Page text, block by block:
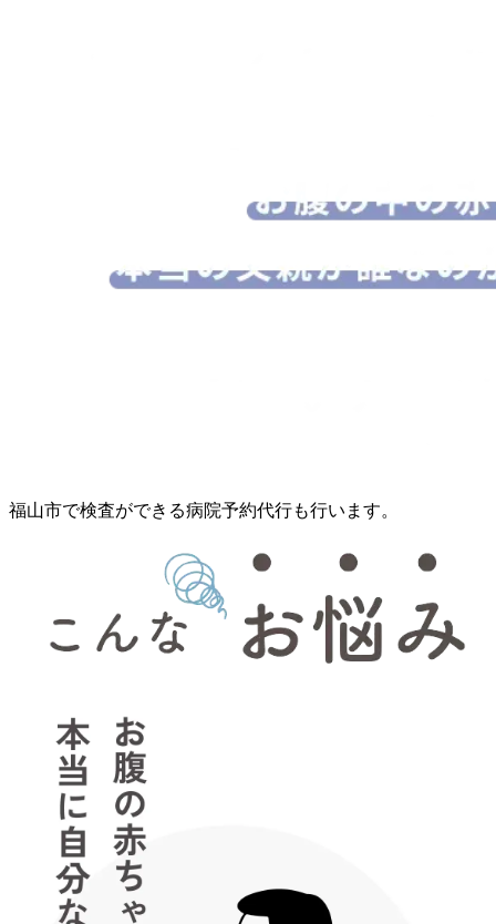
福山市で検査ができる病院予約代行も行います。